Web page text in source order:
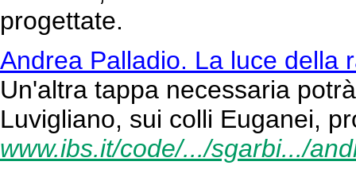
progettate.
Andrea Palladio. La luce della
Un'altra tappa necessaria
Luvigliano, sui colli Euganei,
www.ibs.it/code/.../sgarbi.../